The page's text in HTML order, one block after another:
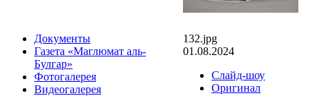
Документы
Газета «Маглюмат аль-
Булгар»
Фотогалерея
Видеогалерея
132.jpg
01.08.2024
Слайд-шоу
Оригинал